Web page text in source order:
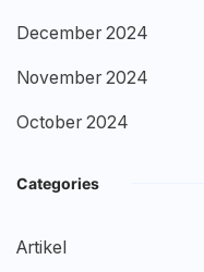
December 2024
November 2024
October 2024
Categories
Artikel